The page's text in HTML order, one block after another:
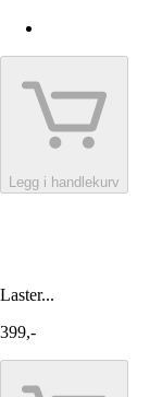
Legg i handlekurv
Laster...
399,-